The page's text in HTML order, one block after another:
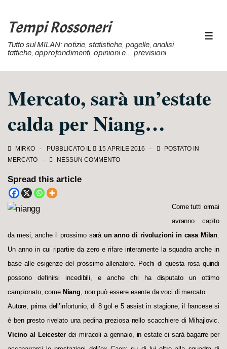
Vai
contenuto
Tempi Rossoneri
Tutto sul MILAN: notizie, statistiche, pagelle, analisi
tattiche, approfondimenti, opinioni e… previsioni
Mercato, sarà un’estate
calda per Niang…
MIRKO PUBBLICATO IL 15 APRILE 2016
POSTATO IN
MERCATO
NESSUN COMMENTO
Spread this article
Come tutti ormai
avranno capito
da mesi, anche il prossimo sarà un anno di rivoluzioni in casa Milan.
Un anno in cui ripartire da zero e rifare interamente la squadra anche in
base alle esigenze del prossimo allenatore. Pochi di questa rosa quindi
possono definirsi incedibili, e anche chi ha disputato un ottimo
campionato, come Niang, non può essere esente da voci di mercato.
Autore, prima dell’infortunio, di 8 gol e 5 assist in stagione, il francese si
è ben presto rivelato una pedina preziosa nello scacchiere di Mihajlovic.
Vicino al Leicesterdei miracoli a gennaio, in estate ci sarà bagarre per